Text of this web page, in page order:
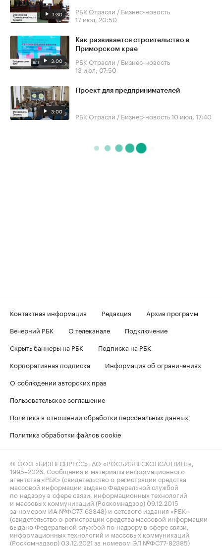
1:30
РБК Отрасли / Бизнес-новость
17 июл, 20:50
3:00
Как развивается строительство в
Приморском крае
РБК Отрасли / Бизнес-новость
13 июл, 07:50
3:00
Проект для предпринимателей
РБК Отрасли / Бизнес-новость10 июл, 17:40
Контактная информация Редакция
Архив программ
Вечерний РБК
О телеканале
Подключение
Скрыть баннеры на РБК
Подписка на РБК
Корпоративная подписка
Информация об ограничениях
О соблюдении авторских прав
Пользовательское соглашение
Политика в отношении обработки персональных данных
Политика обработки файлов cookie
© ООО «БИЗНЕСПРЕСС», АО «РОСБИЗНЕСКОНСАЛТИНГ»,
1995–2026. Сообщения и материалы информационного
агентства «РБК» (свидетельство о регистрации средства
массовой информации выдано Федеральной службой
по надзору в сфере связи, информационных технологий
и массовых коммуникаций (Роскомнадзор) 09.12.2015
за номером ИА №ФС77-63848) и сетевого издания «РБК»
(свидетельство о регистрации средства массовой информации
выдано Федеральной службой по надзору в сфере связи,
информационных технологий и массовых коммуникаций
(Роскомнадзор) 03.12.2021 за номером ЭЛ №ФС77-82385)